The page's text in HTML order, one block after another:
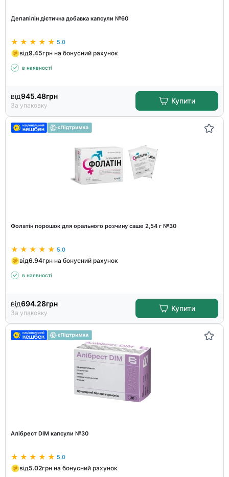
Депапілін дієтична добавка капсули №60
5.0
від9.45грн на бонусний рахунок
в наявності
від945.48грн
За упаковку
Купити
Фолатін порошок для орального розчину саше 2,54 г №30
5.0
від6.94грн на бонусний рахунок
в наявності
від694.28грн
За упаковку
Купити
Алібрест DIM капсули №30
5.0
від5.02грн на бонусний рахунок